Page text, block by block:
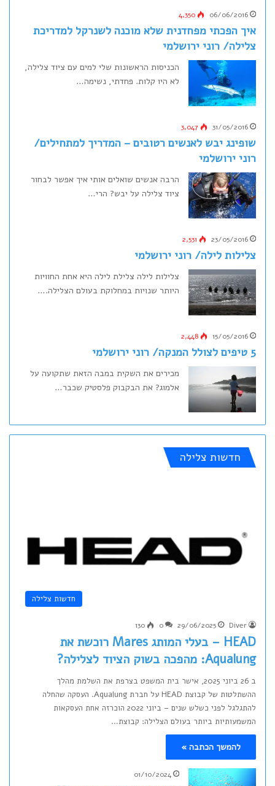
06/06/2016
4,350
איך הפכתי מפחדנית שלא מוכנה לשנרקל למדריכת
צלילה/ רוני ירושלמי
הכניסות הראשונות שלי למים עם ציוד צלילה,
לא היו קלות. פחדתי, נשימה…
31/05/2016
3,047
שופינג יבש לאנשים רטובים – המדריך למתחילים/
רוני ירושלמי
הרבה אנשים שואלים אותי איך אפשר לבחור
ציוד צלילה על יבש? הרי…
23/05/2016
2,531
צלילות לילה/ רוני ירושלמי
צלילות לילה צלילת לילה היא אחת החוויות
היותר שנויות במחלוקת בעולם הצלילה.…
15/05/2016
2,448
5 טיפים לצולל המנקה/ רוני ירושלמי
מכירים את השקית במבה הזאת שתקועה על
אלמוג? את הבקבוק פלסטיק שכבר…
חדשות צלילה
חדשות צלילה
Diver
29/06/2025
0
130
HEAD – בעלי המותג Mares רוכשת את
Aqualung: מהפכה בשוק הציוד לצלילה?
ב 26 ביוני 2025, אישר בית המשפט בצרפת את השלמת מהלך
ההשתלטות של קבוצת HEAD על חברת Aqualung. העסקה שהחלה
להתגלגל לפני כשלש שנים – ביוני 2022 הוכרזה אחת העסקאות
המשמעותיות ביותר בעולם הצלילה: קבוצת…
להמשך הכתבה »
01/10/2024